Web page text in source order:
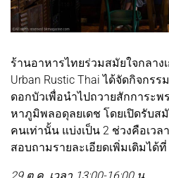
ร้านอาหารไทยร่วมสมัยใจกลาง
Urban Rustic Thai ได้จัดกิจกร
ดอกบัวเพื่อนำไปถวายสักการะ
หาภูมิพลอดุลยเดช โดยเปิดรับส
คนเท่านั้น แบ่งเป็น 2 ช่วงคือเวล
สอบถามรายละเอียดเพิ่มเติมได้ที่
29 ต.ค. เวลา 13:00-16:00 น.